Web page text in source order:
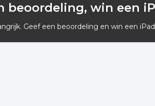
beoordeling, win een
Geef een beoordeling en win een